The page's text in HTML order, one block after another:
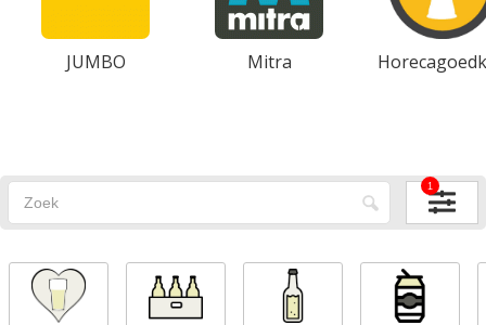
JUMBO Mitra
1